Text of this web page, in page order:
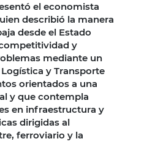
el economista
describió la manera
desde el Estado
y
mediante un
y Transporte
orientados a una
y que contempla
en infraestructura y
dirigidas al
ferroviario y la